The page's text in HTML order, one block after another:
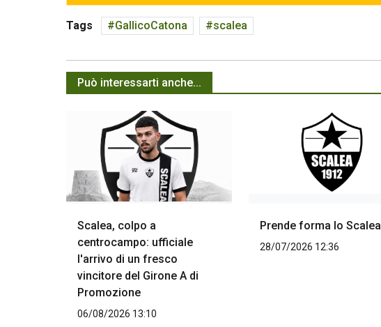
Tags GallicoCatona scalea
Può interessarti anche...
Scalea, colpo a
centrocampo: ufficiale
l'arrivo di un fresco
vincitore del Girone A di
Promozione
06/08/2026 13:10
Prende forma lo Scalea
28/07/2026 12:36